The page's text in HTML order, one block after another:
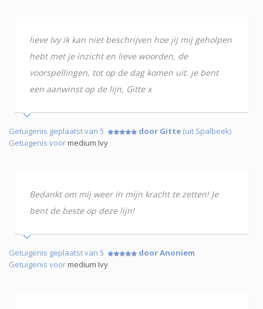
lieve Ivy ik kan niet beschrijven hoe jij mij geholpen
hebt met je inzicht en lieve woorden, de
voorspellingen, tot op de dag komen uit. je bent
een aanwinst op de lijn, Gitte x
Getuigenis geplaatst van 5 door Gitte (uit Spalbeek)
Getuigenis voormedium Ivy
Bedankt om mij weer in mijn kracht te zetten! Je
bent de beste op deze lijn!
Getuigenis geplaatst van 5
door Anoniem
Getuigenis voormedium Ivy